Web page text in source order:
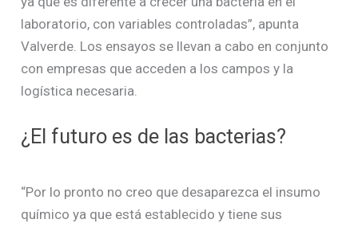
laboratorio, con variables controladas”, apunta
Valverde. Los ensayos se llevan a cabo en conjunto
con empresas que acceden a los campos y la
logística necesaria.
¿El futuro es de las bacterias?
“Por lo pronto no creo que desaparezca el insumo
químico ya que está establecido y tiene sus